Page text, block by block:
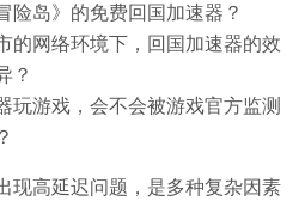
险岛》的免费回国加速器？
的网络环境下，回国加速器的效
？
玩游戏，会不会被游戏官方监测
现高延迟问题，是多种复杂因素